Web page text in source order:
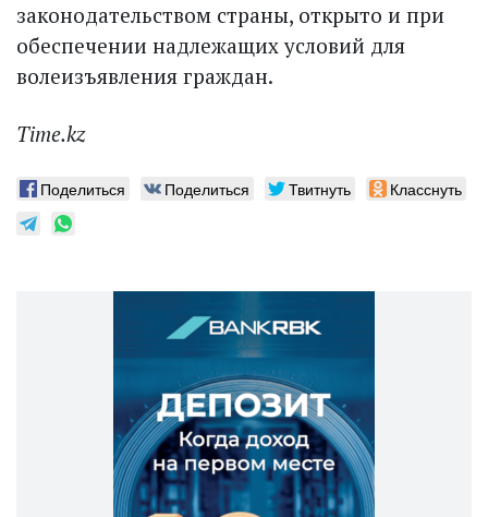
законодательством страны, открыто и при
обеспечении надлежащих условий для
волеизъявления граждан.
Time.kz
Поделиться Поделиться Твитнуть Класснуть